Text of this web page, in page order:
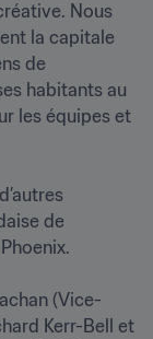
Nous
la capitale
de
habitants au
les équipes et
de
(Vice-
Kerr-Bell et